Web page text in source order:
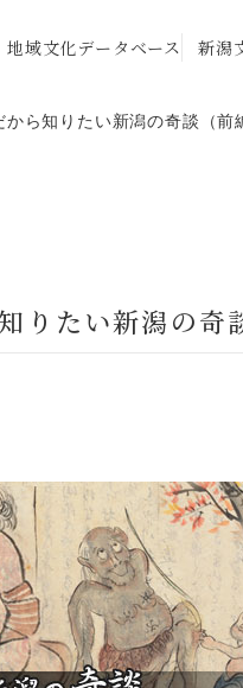
地域文化データベース 新潟
ら知りたい新潟の奇談（前
たい新潟の奇談